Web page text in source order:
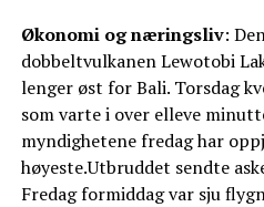
Økonomi og næringsliv:
dobbeltvulkanen Lewotobi
lenger øst for Bali. Torsdag
som varte i over elleve
myndighetene fredag har
høyeste.Utbruddet sendte
Fredag formiddag var sju